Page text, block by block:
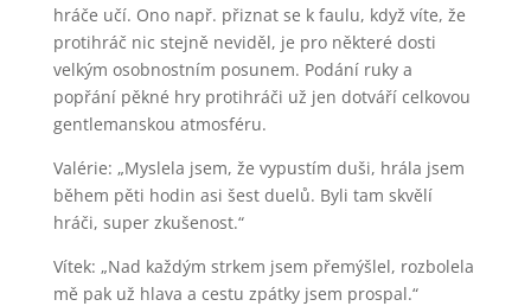
hráče učí. Ono např. přiznat se k faulu, když víte, že
protihráč nic stejně neviděl, je pro některé dosti
velkým osobnostním posunem. Podání ruky a
popřání pěkné hry protihráči už jen dotváří celkovou
gentlemanskou atmosféru.
Valérie: „Myslela jsem, že vypustím duši, hrála jsem
během pěti hodin asi šest duelů. Byli tam skvělí
hráči, super zkušenost.“
Vítek: „Nad každým strkem jsem přemýšlel, rozbolela
mě pak už hlava a cestu zpátky jsem prospal.“